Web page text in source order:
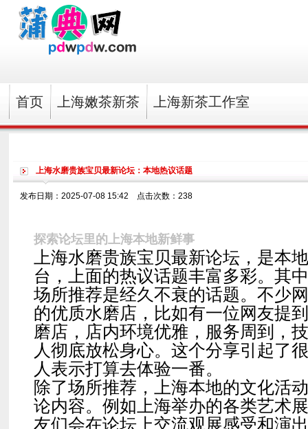
首页 上海嫩茶新茶 上海新茶工作室
上海水磨贵族宝贝最新论坛：本地热议话题
发布日期：2025-07-08 15:42 点击次数：238
探索论坛里的上海本地新鲜事
上海水磨贵族宝贝最新论坛，是本
台，上面的热议话题丰富多彩。其
场所推荐是经久不衰的话题。不少
的优质水磨店，比如有一位网友提
磨店，店内环境优雅，服务周到，
人彻底放松身心。这个分享引起了
人表示打算去体验一番。
除了场所推荐，上海本地的文化活
论内容。例如上海举办的各类艺术
友们会在论坛上交流观展感受和演